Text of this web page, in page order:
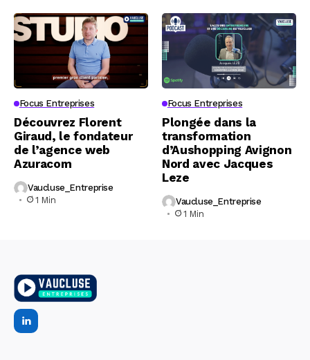
Focus Entreprises
Découvrez Florent
Giraud, le fondateur
de l’agence web
Azuracom
Vaucluse_Entreprise
1 Min
Focus Entreprises
Plongée dans la
transformation
d’Aushopping Avignon
Nord avec Jacques
Leze
Vaucluse_Entreprise
1 Min